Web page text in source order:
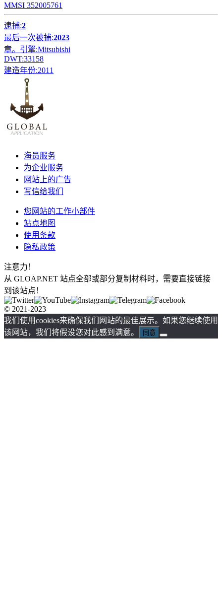
MMSI 352005761
逮捕:2
最后一次被捕:2023
章。引擎:Mitsubishi
DWT:33158
建造年份:2011
海员服务
为企业服务
网站上的广告
写信给我们
您网站的工作小部件
站点地图
使用条款
隐私政策
注意力！
从 GLOAP.NET 站点全部或部分复制材料时，需要直接链接
到该站点！
© 2021-2023
我们使用cookies来确保我们网站的最佳展示。如果您继续使用
该网站，我们将假设您对此感到满意。
同意